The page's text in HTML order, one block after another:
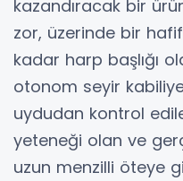
kazandıracak bir
zor, üzerinde bir
kadar harp başlığı
otonom seyir
uydudan kontrol
yeteneği olan ve
uzun menzilli öteye